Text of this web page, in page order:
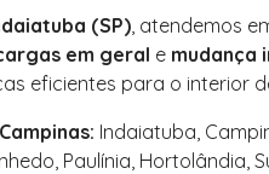
(SP) , atendemos
em geral e mudança
eficientes para o interior
Indaiatuba,
Paulínia, Hortolândia,